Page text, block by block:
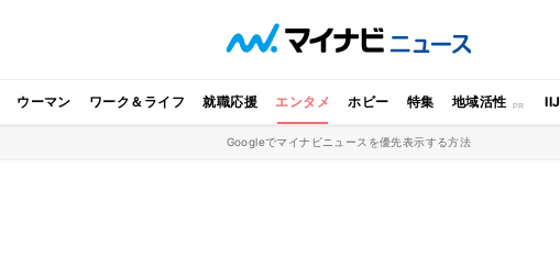
ウーマン ワーク＆ライフ 就職応援 エンタメ ホビー 特集 地域活性 IIJ
Googleでマイナビニュースを優先表示する方法